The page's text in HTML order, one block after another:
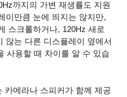
까지의 가변 재생률도 지원
이만큼 눈에 띄지는 않지만,
스크롤하거나, 120Hz 새로
않는 다른 디스플레이 옆에서
사용할 때 차이를 알 수 있습
카메라나 스피커가 함께 제공